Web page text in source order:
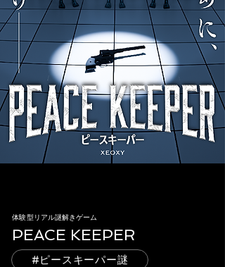
体験型リアル謎解きゲーム
PEACE KEEPER
#ピースキーパー謎